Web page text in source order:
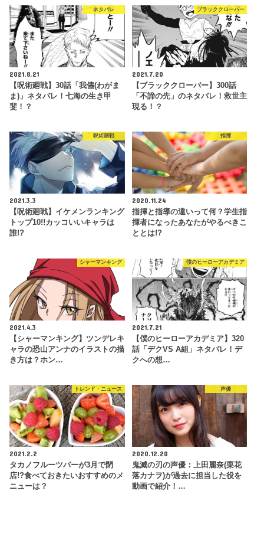
ネタバレ
2021.8.21
【呪術廻戦】30話「我儘(わがま
ま)」ネタバレ！七海の生き甲
斐！？
ブラッククローバー
2021.7.20
【ブラッククローバー】300話
「不諦の先」のネタバレ！救世主
現る！？
呪術廻戦
2021.3.3
【呪術廻戦】イケメンランキング
トップ10!!カッコいいキャラは
誰!?
指揮
2020.11.24
指揮と指導の違いって何？学生指
揮者になったあなたがやるべきこ
ととは!?
シャーマンキング
2021.4.3
【シャーマンキング】ツンデレキ
ャラの恐山アンナのイラストの描
き方は？ホン…
僕のヒーローアカデミア
2021.7.21
【僕のヒーローアカデミア】320
話「デクVS A組」ネタバレ！デ
クへの想…
トレンド・ニュース
2021.2.2
タカノフルーツバーが3月で閉
店!?食べておきたいおすすめのメ
ニューは？
声優
2020.12.20
鬼滅の刃の声優：上田麗奈(栗花
落カナヲ)が過去に担当した役を
動画で紹介！…